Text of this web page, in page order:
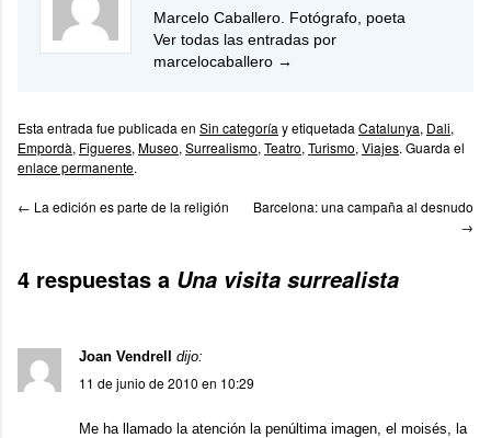
Marcelo Caballero. Fotógrafo, poeta
Ver todas las entradas por
marcelocaballero →
Esta entrada fue publicada en Sin categoría y etiquetada Catalunya, Dali,
Empordà, Figueres, Museo, Surrealismo, Teatro, Turismo, Viajes. Guarda el
enlace permanente.
← La edición es parte de la religión
Barcelona: una campaña al desnudo
→
4 respuestas a Una visita surrealista
Joan Vendrell dijo:
11 de junio de 2010 en 10:29
Me ha llamado la atención la penúltima imagen, el moisés, la